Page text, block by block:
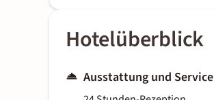
Hotelüberblick
Ausstattung und Service